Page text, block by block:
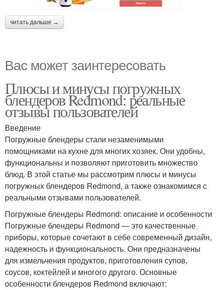
читать дальше →
Вас может заинтересовать
Плюсы и минусы погружных
блендеров Redmond: реальные
отзывы пользователей
Введение
Погружные блендеры стали незаменимыми
помощниками на кухне для многих хозяек. Они удобны,
функциональны и позволяют приготовить множество
блюд. В этой статье мы рассмотрим плюсы и минусы
погружных блендеров Redmond, а также ознакомимся с
реальными отзывами пользователей.
Погружные блендеры Redmond: описание и особенности
Погружные блендеры Redmond — это качественные
приборы, которые сочетают в себе современный дизайн,
надежность и функциональность. Они предназначены
для измельчения продуктов, приготовления супов,
соусов, коктейлей и многого другого. Основные
особенности блендеров Redmond включают: